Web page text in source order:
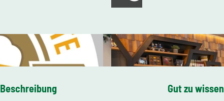
Beschreibung Gut zu wissen